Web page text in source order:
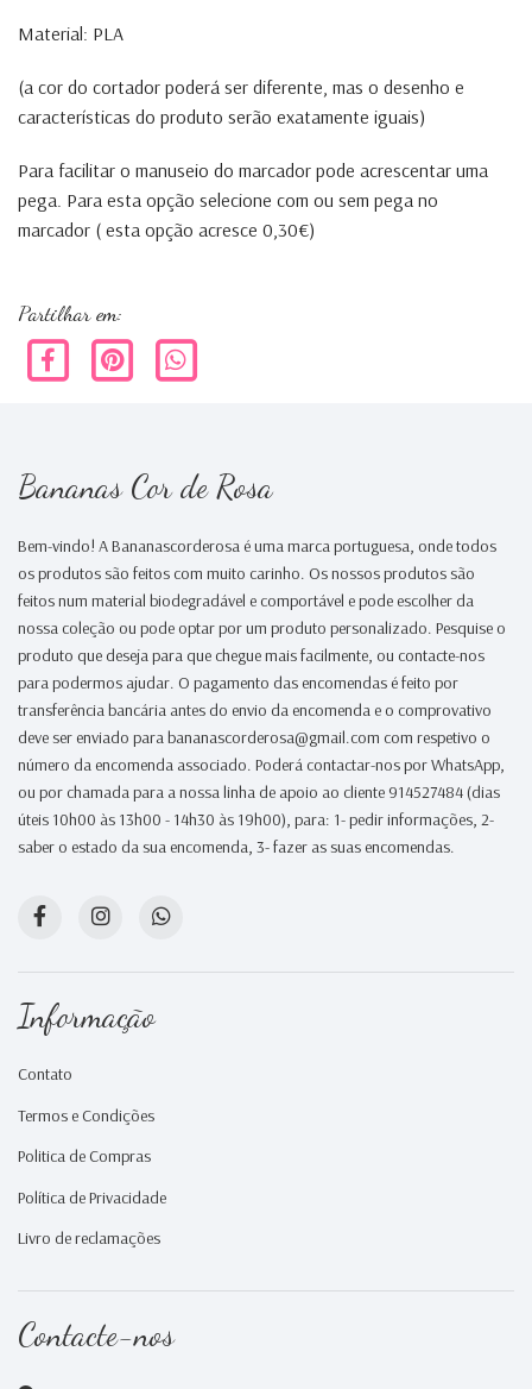
Material: PLA
(a cor do cortador poderá ser diferente, mas o desenho e
características do produto serão exatamente iguais)
Para facilitar o manuseio do marcador pode acrescentar uma
pega. Para esta opção selecione com ou sem pega no
marcador ( esta opção acresce 0,30€)
Partilhar em:
Bananas Cor de Rosa
Bem-vindo! A Bananascorderosa é uma marca portuguesa, onde todos
os produtos são feitos com muito carinho. Os nossos produtos são
feitos num material biodegradável e comportável e pode escolher da
nossa coleção ou pode optar por um produto personalizado. Pesquise o
produto que deseja para que chegue mais facilmente, ou contacte-nos
para podermos ajudar. O pagamento das encomendas é feito por
transferência bancária antes do envio da encomenda e o comprovativo
deve ser enviado para bananascorderosa@gmail.com com respetivo o
número da encomenda associado. Poderá contactar-nos por WhatsApp,
ou por chamada para a nossa linha de apoio ao cliente 914527484 (dias
úteis 10h00 às 13h00 - 14h30 às 19h00), para: 1- pedir informações, 2-
saber o estado da sua encomenda, 3- fazer as suas encomendas.
Informação
Contato
Termos e Condições
Politica de Compras
Política de Privacidade
Livro de reclamações
Contacte-nos